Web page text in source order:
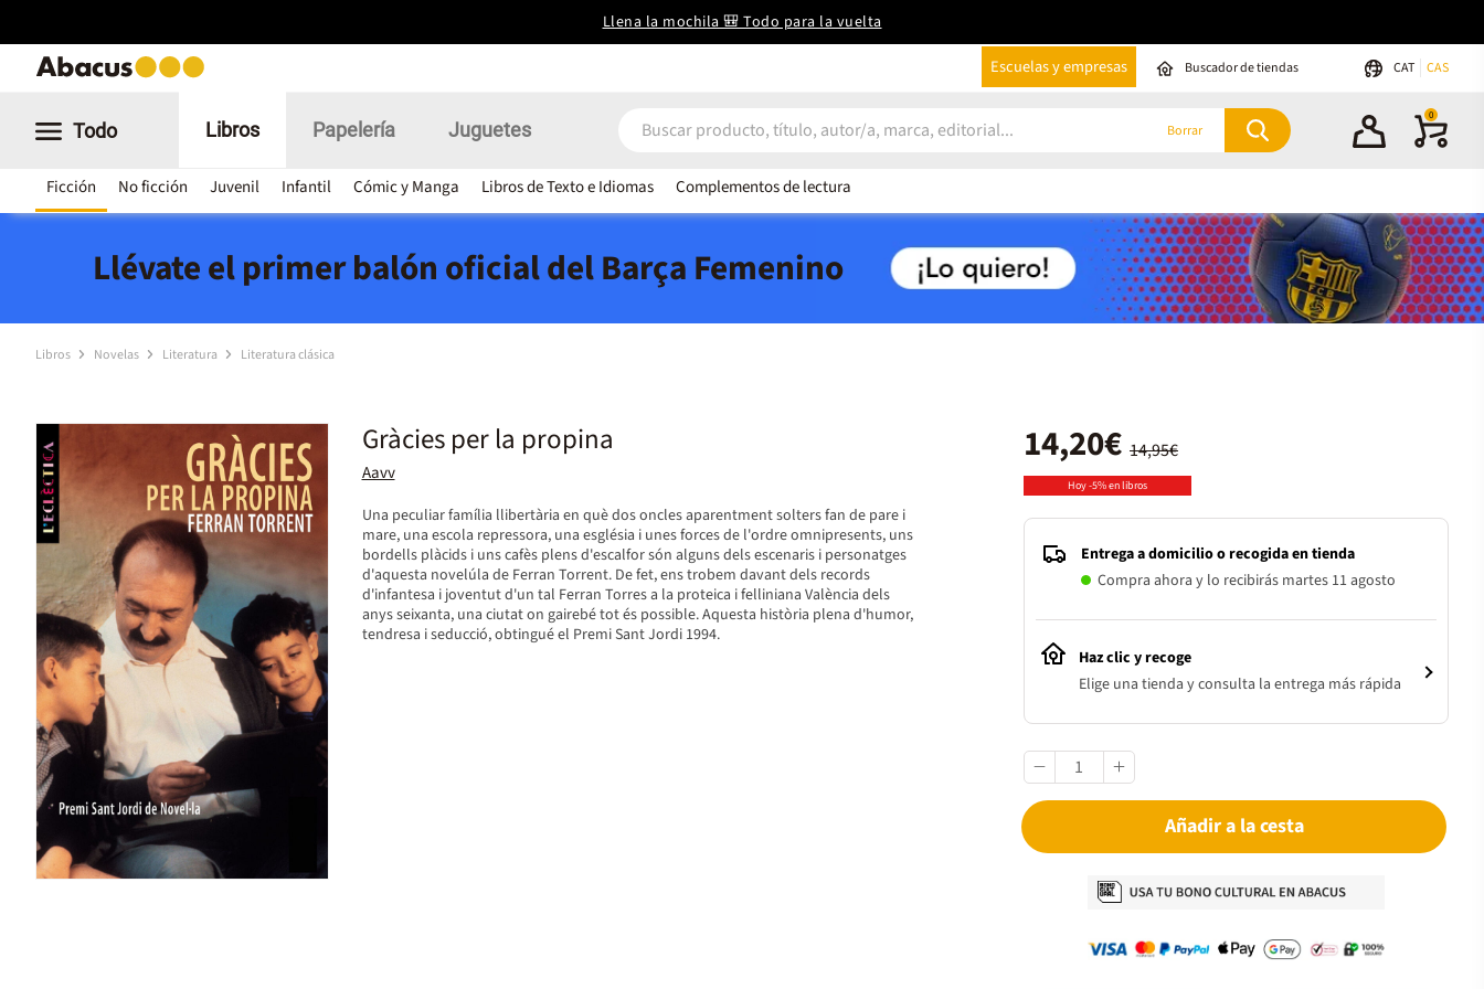
Llena la mochila 🎒 Todo para la vuelta
Escuelas y empresas Buscador de tiendas CAT CAS
Todo Libros
Ficción No ficción Juvenil Infantil Cómic y Manga Libros de Texto e Idiomas Complementos de lectura
Papelería Juguetes Borrar
0
Llévate el primer balón oficial del Barça Femenino
Libros Novelas Literatura Literatura clásica
Gràcies per la propina
Aavv
Una peculiar família llibertària en què dos oncles aparentment solters fan de pare i
mare, una escola repressora, una església i unes forces de l'ordre omnipresents, uns
bordells plàcids i uns cafès plens d'escalfor són alguns dels escenaris i personatges
d'aquesta novelúla de Ferran Torrent. De fet, ens trobem davant dels records
d'infantesa i joventut d'un tal Ferran Torres a la proteica i felliniana València dels
anys seixanta, una ciutat on gairebé tot és possible. Aquesta història plena d'humor,
tendresa i seducció, obtingué el Premi Sant Jordi 1994.
14,95€
14,20€
Hoy -5% en libros
Entrega a domicilio o recogida en tienda
Compra ahora y lo recibirás martes 11 agosto
Haz clic y recoge
Elige una tienda y consulta la entrega más rápida
Añadir a la cesta